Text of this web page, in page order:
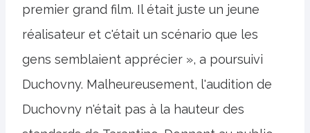
premier grand film. Il était juste un jeune
réalisateur et c'était un scénario que les
gens semblaient apprécier », a poursuivi
Duchovny. Malheureusement, l'audition de
Duchovny n'était pas à la hauteur des